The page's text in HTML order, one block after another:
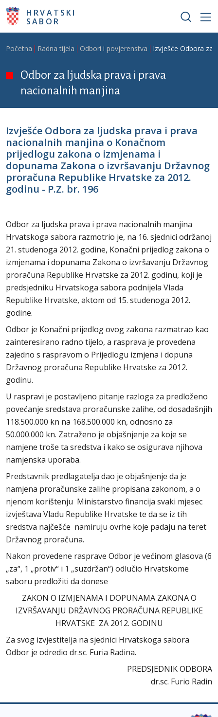
Skoči na glavni sadržaj
HRVATSKI
SABOR
Breadcrumb
Početna Radna tijela Odbori i povjerenstva Izvješće Odbora za
Odbor za ljudska prava i prava
nacionalnih manjina
Izvješće Odbora za ljudska prava i prava
nacionalnih manjina o Konačnom
prijedlogu zakona o izmjenama i
dopunama Zakona o izvršavanju Državnog
proračuna Republike Hrvatske za 2012.
godinu - P.Z. br. 196
Odbor za ljudska prava i prava nacionalnih manjina
Hrvatskoga sabora razmotrio je, na 16. sjednici održanoj
21. studenoga 2012. godine, Konačni prijedlog zakona o
izmjenama i dopunama Zakona o izvršavanju Državnog
proračuna Republike Hrvatske za 2012. godinu, koji je
predsjedniku Hrvatskoga sabora podnijela Vlada
Republike Hrvatske, aktom od 15. studenoga 2012.
godine.
Odbor je Konačni prijedlog ovog zakona razmatrao kao
zainteresirano radno tijelo, a rasprava je provedena
zajedno s raspravom o Prijedlogu izmjena i dopuna
Državnog proračuna Republike Hrvatske za 2012.
godinu.
U raspravi je postavljeno pitanje razloga za predloženo
povećanje sredstava proračunske zalihe, od dosadašnjih
118.500.000 kn na 168.500.000 kn, odnosno za
50.000.000 kn. Zatraženo je objašnjenje za koje se
namjene troše ta sredstva i kako se osigurava njihova
namjenska uporaba.
Predstavnik predlagatelja dao je objašnjenje da je
namjena proračunske zalihe propisana zakonom, a o
njenom korištenju Ministarstvo financija svaki mjesec
izvještava Vladu Republike Hrvatske te da se iz tih
sredstva najčešće namiruju ovrhe koje padaju na teret
Državnog proračuna.
Nakon provedene rasprave Odbor je većinom glasova (6
„za“, 1 „protiv“ i 1 „suzdržan“) odlučio Hrvatskome
saboru predložiti da donese
ZAKON O IZMJENAMA I DOPUNAMA ZAKONA O
IZVRŠAVANJU DRŽAVNOG PRORAČUNA REPUBLIKE
HRVATSKE ZA 2012. GODINU
Za svog izvjestitelja na sjednici Hrvatskoga sabora
Odbor je odredio dr.sc. Furia Radina.
PREDSJEDNIK ODBORA
dr.sc. Furio Radin